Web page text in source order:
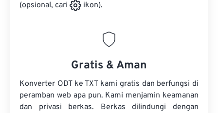
(opsional, cari
ikon).
Gratis & Aman
Konverter ODT ke TXT kami gratis dan berfungsi di
peramban web apa pun. Kami menjamin keamanan
dan privasi berkas. Berkas dilindungi dengan